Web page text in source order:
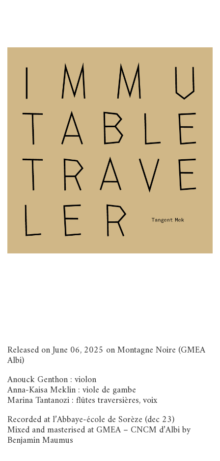
Released on June 06, 2025 on Montagne Noire (GMEA
Albi)
Anouck Genthon : violon
Anna-Kaisa Meklin : viole de gambe
Marina Tantanozi : flûtes traversières, voix
Recorded at l’Abbaye-école de Sorèze (dec 23)
Mixed and masterised at GMEA – CNCM d’Albi by
Benjamin Maumus